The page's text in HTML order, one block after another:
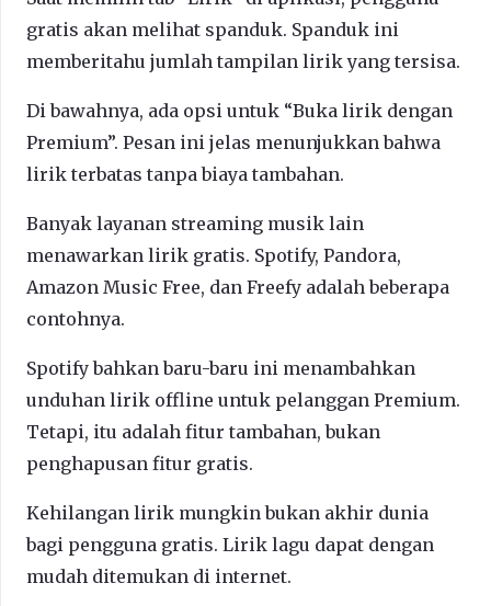
gratis akan melihat spanduk. Spanduk ini
memberitahu jumlah tampilan lirik yang tersisa.
Di bawahnya, ada opsi untuk “Buka lirik dengan
Premium”. Pesan ini jelas menunjukkan bahwa
lirik terbatas tanpa biaya tambahan.
Banyak layanan streaming musik lain
menawarkan lirik gratis. Spotify, Pandora,
Amazon Music Free, dan Freefy adalah beberapa
contohnya.
Spotify bahkan baru-baru ini menambahkan
unduhan lirik offline untuk pelanggan Premium.
Tetapi, itu adalah fitur tambahan, bukan
penghapusan fitur gratis.
Kehilangan lirik mungkin bukan akhir dunia
bagi pengguna gratis. Lirik lagu dapat dengan
mudah ditemukan di internet.